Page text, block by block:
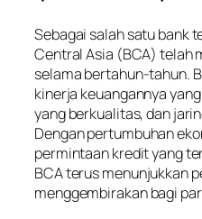
Sebagai salah satu bank
Central Asia (BCA) telah
selama bertahun-tahun.
kinerja keuangannya
yang berkualitas, dan
Dengan pertumbuhan
permintaan kredit yang
BCA terus menunjukkan
menggembirakan bagi